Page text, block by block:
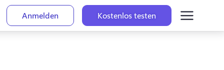
Anmelden Kostenlos testen